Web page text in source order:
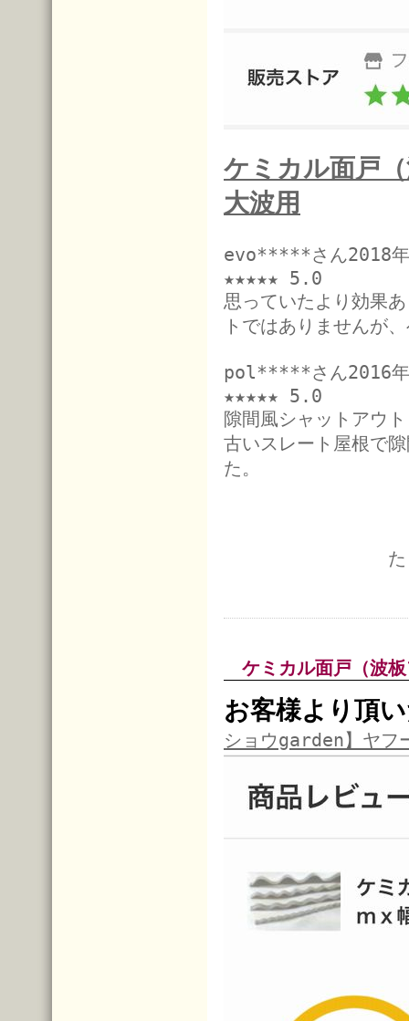
ケミカル面戸
大波用
evo*****さん2018年
★★★★★ 5.0
思っていたより効果
トではありませんが
pol*****さん2016年
★★★★★ 5.0
隙間風シャットアウト
古いスレート屋根で
た。
ケミカル面戸（波
お客様より頂
ショウgarden】ヤフ